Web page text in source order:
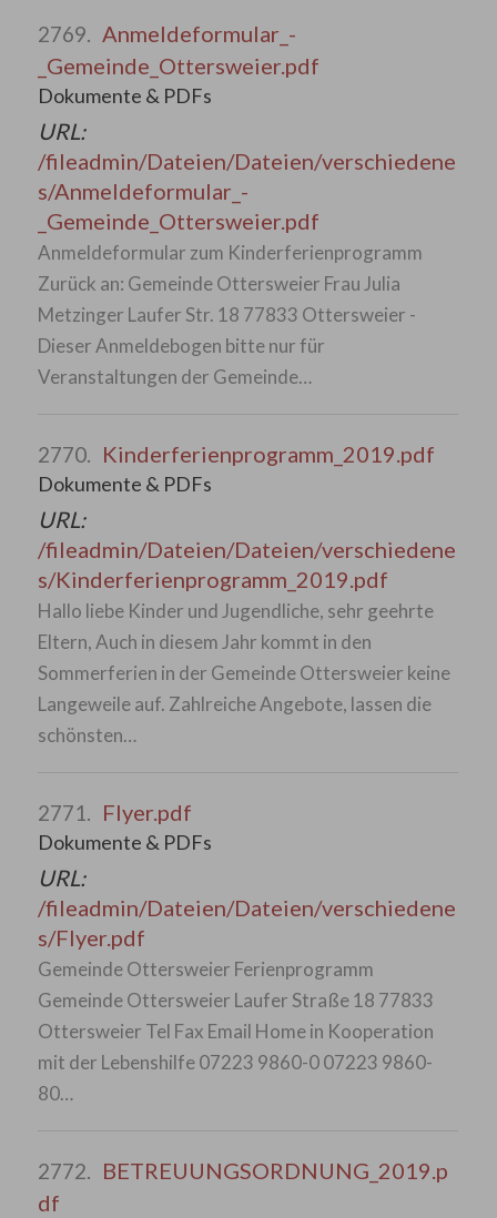
2769. Anmeldeformular_-
_Gemeinde_Ottersweier.pdf
Dokumente & PDFs
URL:
/fileadmin/Dateien/Dateien/verschiedene
s/Anmeldeformular_-
_Gemeinde_Ottersweier.pdf
Anmeldeformular zum Kinderferienprogramm
Zurück an: Gemeinde Ottersweier Frau Julia
Metzinger Laufer Str. 18 77833 Ottersweier -
Dieser Anmeldebogen bitte nur für
Veranstaltungen der Gemeinde…
2770. Kinderferienprogramm_2019.pdf
Dokumente & PDFs
URL:
/fileadmin/Dateien/Dateien/verschiedene
s/Kinderferienprogramm_2019.pdf
Hallo liebe Kinder und Jugendliche, sehr geehrte
Eltern, Auch in diesem Jahr kommt in den
Sommerferien in der Gemeinde Ottersweier keine
Langeweile auf. Zahlreiche Angebote, lassen die
schönsten…
2771. Flyer.pdf
Dokumente & PDFs
URL:
/fileadmin/Dateien/Dateien/verschiedene
s/Flyer.pdf
Gemeinde Ottersweier Ferienprogramm
Gemeinde Ottersweier Laufer Straße 18 77833
Ottersweier Tel Fax Email Home in Kooperation
mit der Lebenshilfe 07223 9860-0 07223 9860-
80…
2772. BETREUUNGSORDNUNG_2019.p
df